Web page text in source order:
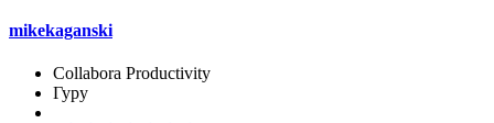
mikekaganski
Collabora Productivity
Гуру